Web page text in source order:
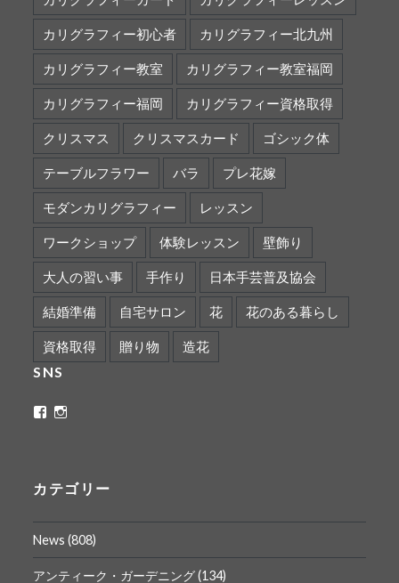
カリグラフィー初心者 カリグラフィー北九州
カリグラフィー教室 カリグラフィー教室福岡
カリグラフィー福岡 カリグラフィー資格取得
クリスマス クリスマスカード ゴシック体
テーブルフラワー バラ プレ花嫁
モダンカリグラフィー レッスン
ワークショップ 体験レッスン 壁飾り
大人の習い事 手作り 日本手芸普及協会
結婚準備 自宅サロン 花 花のある暮らし
資格取得 贈り物 造花
SNS
ritaflower.calligraphy
ロ
フ
ー
ル
を
Facebook
ロ
フ
ー
ル
を
Instagram
カテゴリー
News (808)
アンティーク・ガーデニング(134)